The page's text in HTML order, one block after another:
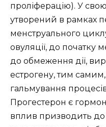
проліферацію). У
утворений в рамках
менструального
овуляції, до початку
до обмеження дії,
естрогену, тим
гальмування
Прогестерон є
вплив призводить до